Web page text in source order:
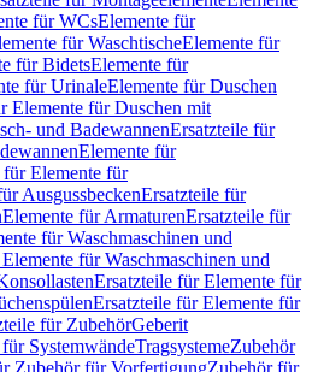
für WCsElemente für
für WaschtischeElemente für
für BidetsElemente für
für UrinaleElemente für Duschen
Elemente für Duschen mit
und BadewannenErsatzteile für
Elemente für
für Elemente für
AusgussbeckenErsatzteile für
Elemente für ArmaturenErsatzteile für
für Waschmaschinen und
für Waschmaschinen und
Ersatzteile für Elemente für
Ersatzteile für Elemente für
für ZubehörGeberit
SystemwändeTragsystemeZubehör
Zubehör für VorfertigungZubehör für